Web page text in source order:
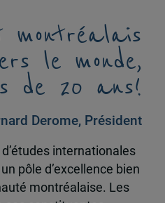
montréalais
le monde,
de 20 ans!
Derome, Président
internationales
pôle d’excellence bien
montréalaise. Les